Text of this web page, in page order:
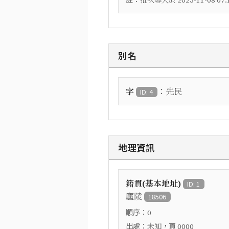
別名
字 ID: 4 ： 先民
地理資訊
籍貫(基本地址) ID: 1
廬陵 18506
順序： 0
出處： 未知 ，頁 0000